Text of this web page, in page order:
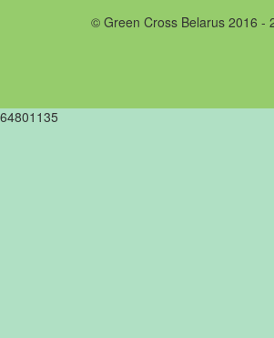
© Green Cross Belarus 2016 -
64801135